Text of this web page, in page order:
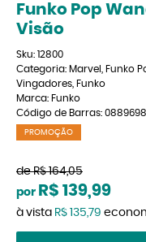
Funko Pop
Visão
Sku: 12800
Categoria: Marvel Funko
Vingadores Funko
Marca: Funko
Código de Barras:
PROMOÇÃO
de R$ 164,05
por R$ 139,99
à vista R$ 135,79